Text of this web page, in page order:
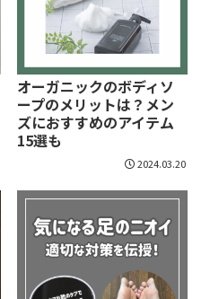
オーガニックのボディソ
ープのメリットは？メン
ズにおすすめのアイテム
15選も
2024.03.20